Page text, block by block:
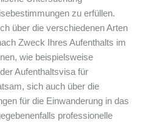
zu erfüllen.
über die verschiedenen Arten
Zweck Ihres Aufenthalts im
wie beispielsweise
Aufenthaltsvisa für
sich auch über die
für die Einwanderung in das
professionelle